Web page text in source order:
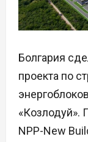
Болгария
проекта по
«Козлодуй».
NPP-New